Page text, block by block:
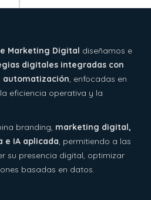
Marketing Digital diseñamos e
digitales integradas con
, enfocadas en
eficiencia operativa y la
branding, marketing digital,
e IA aplicada, permitiendo a las
su presencia digital, optimizar
basadas en datos.